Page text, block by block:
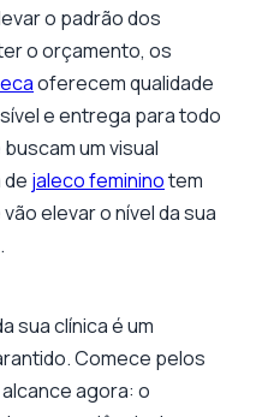
o padrão dos
o orçamento, os
oferecem qualidade
e entrega para todo
um visual
de jaleco femininotem
elevar o nível da sua
sua clínica é um
Comece pelos
agora: o